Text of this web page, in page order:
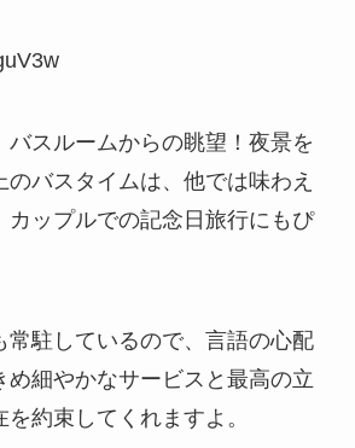
バスルームからの眺望！夜景を
のバスタイムは、他では味わえ
カップルでの記念日旅行にもぴ
常駐しているので、言語の心配
め細やかなサービスと最高の立
約束してくれますよ。